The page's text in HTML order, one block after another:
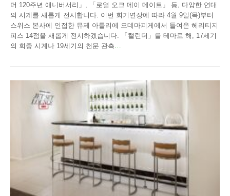
더 120주년 애니버서리」, 「로열 오크 데이 데이트」 등, 다양한 연대
의 시계를 새롭게 전시합니다. 이번 회기연장에 따라 4월 9일(목)부터
스위스 본사에 인접한 뮤제 아틀리에 오데마피게에서 들여온 헤리티지
피스 14점을 새롭게 전시하겠습니다. 「캘린더」를 테마로 해, 17세기
의 회중 시계나 19세기의 천문 관측